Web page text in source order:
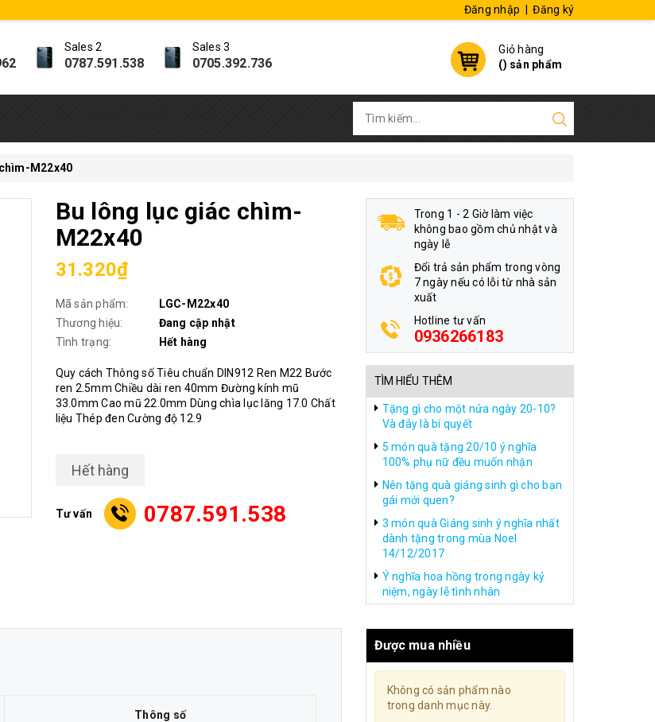
Đăng nhập Đăng ký
Sales 2
0787.591.538
Sales 3
0705.392.736
Giỏ hàng
() sản phẩm
M22x40
Bu lông lục giác chìm-
M22x40
31.320₫
Mã sản phẩm:
LGC-M22x40
Thương hiệu:
Đang cập nhật
Tình trạng:
Hết hàng
Quy cách Thông số Tiêu chuẩn DIN912 Ren M22 Bước
ren 2.5mm Chiều dài ren 40mm Đường kính mũ
33.0mm Cao mũ 22.0mm Dùng chìa lục lăng 17.0 Chất
liệu Thép đen Cường độ 12.9
Hết hàng
Tư vấn 0787.591.538
Trong 1 - 2 Giờ làm việc
không bao gồm chủ nhật và
ngày lễ
Đổi trả sản phẩm trong vòng
7 ngày nếu có lỗi từ nhà sản
xuất
Hotline tư vấn
0936266183
TÌM HIỂU THÊM
Tặng gì cho một nửa ngày 20-10?
Và đây là bí quyết
5 món quà tặng 20/10 ý nghĩa
100% phụ nữ đều muốn nhận
Nên tặng quà giáng sinh gì cho bạn
gái mới quen?
3 món quà Giáng sinh ý nghĩa nhất
dành tặng trong mùa Noel
14/12/2017
Ý nghĩa hoa hồng trong ngày kỷ
niệm, ngày lễ tình nhân
Thông số
Được mua nhiều
Không có sản phẩm nào
trong danh mục này.